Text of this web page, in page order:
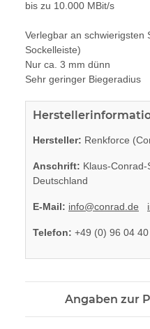
bis zu 10.000 MBit/s
Verlegbar an schwierigsten
Sockelleiste)
Nur ca. 3 mm dünn
Sehr geringer Biegeradius
Hersteller: Renkforce
Anschrift: Klaus-Conrad-
Deutschland
E-Mail: info@conrad.de
Telefon: +49 (0) 96 04
Angaben zur